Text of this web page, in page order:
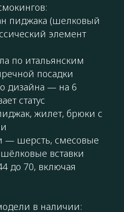
пиджака (шелковый
элемент
по итальянским
посадки
дизайна — на 6
статус
жилет, брюки с
— шерсть, смесовые
вставки
до 70, включая
в наличии: